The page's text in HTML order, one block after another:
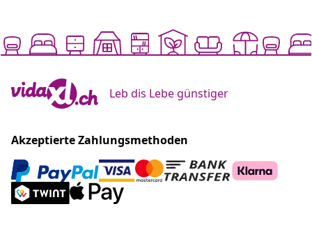
Leb dis Lebe günstiger
Akzeptierte Zahlungsmethoden